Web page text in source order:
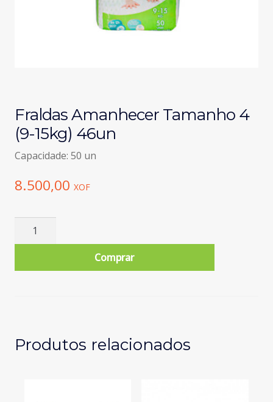
Fraldas Amanhecer Tamanho 4
(9-15kg) 46un
Capacidade: 50 un
8.500,00 XOF
Quantidade
Amanhecer
46un
Comprar
Produtos relacionados